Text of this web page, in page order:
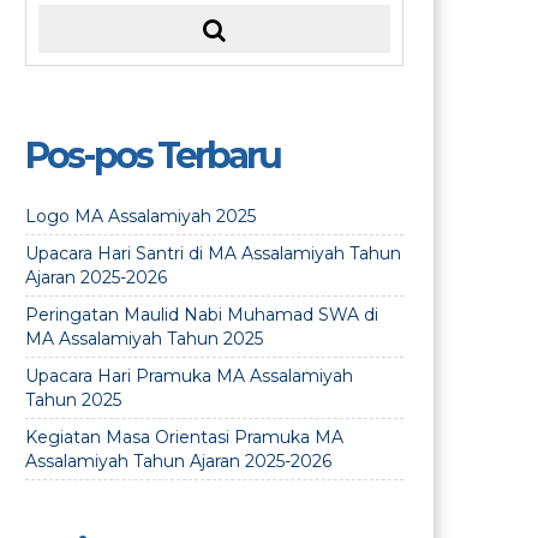
Pos-pos Terbaru
Logo MA Assalamiyah 2025
Upacara Hari Santri di MA Assalamiyah Tahun
Ajaran 2025-2026
Peringatan Maulid Nabi Muhamad SWA di
MA Assalamiyah Tahun 2025
Upacara Hari Pramuka MA Assalamiyah
Tahun 2025
Kegiatan Masa Orientasi Pramuka MA
Assalamiyah Tahun Ajaran 2025-2026